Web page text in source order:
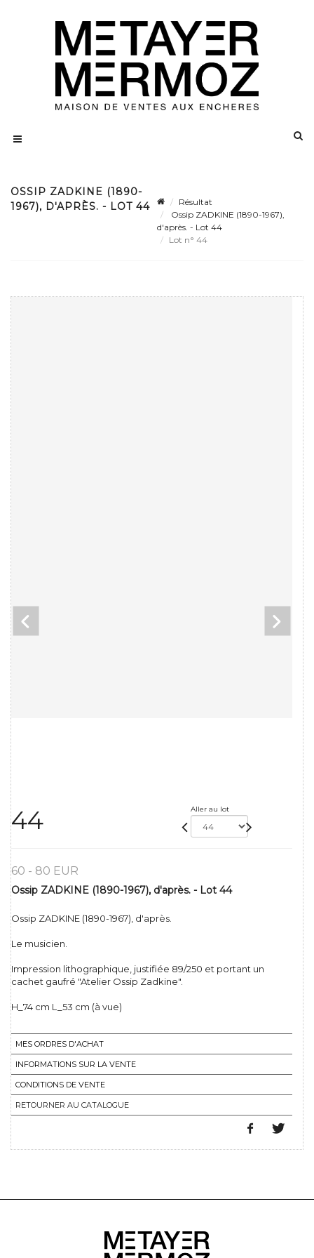
OSSIP ZADKINE (1890-
1967), D'APRÈS. - LOT 44
Résultat
Ossip ZADKINE (1890-1967),
d'après. - Lot 44
Lot n° 44
44 Aller au lot
60 - 80 EUR
Ossip ZADKINE (1890-1967), d'après. - Lot 44
Ossip ZADKINE (1890-1967), d'après.
Le musicien.
Impression lithographique, justifiée 89/250 et portant un
cachet gaufré "Atelier Ossip Zadkine".
H_74 cm L_53 cm (à vue)
MES ORDRES D'ACHAT
INFORMATIONS SUR LA VENTE
CONDITIONS DE VENTE
RETOURNER AU CATALOGUE